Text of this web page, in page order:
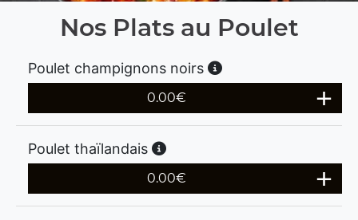
Nos Plats au Poulet
Poulet champignons noirs
0.00€
Poulet thaïlandais
0.00€